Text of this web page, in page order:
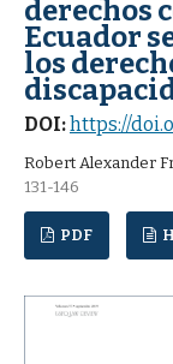
derechos
Ecuador
los
DOI:https://
Robert Alexander
131-146
PDF